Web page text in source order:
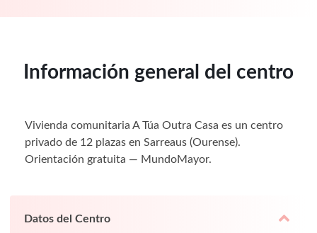
Información general del centro
Vivienda comunitaria A Túa Outra Casa es un centro
privado de 12 plazas en Sarreaus (Ourense).
Orientación gratuita — MundoMayor.
Datos del Centro